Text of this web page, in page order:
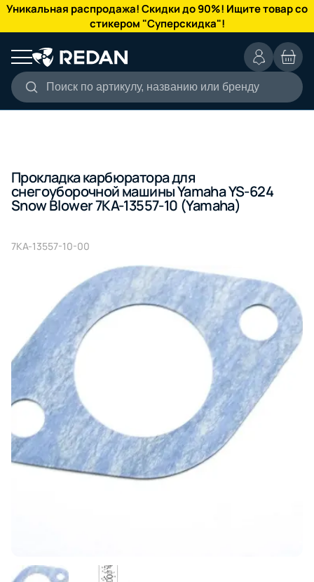
Уникальная распродажа! Скидки до 90%! Ищите товар со
стикером "Суперскидка"!
Поиск по артикулу, названию или бренду
КАТАЛОГ
Прокладка карбюратора для
снегоуборочной машины Yamaha YS-624
Snow Blower 7KA-13557-10 (Yamaha)
7KA-13557-10-00